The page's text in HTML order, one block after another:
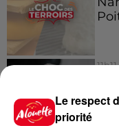
11h11
Le respect
priorité